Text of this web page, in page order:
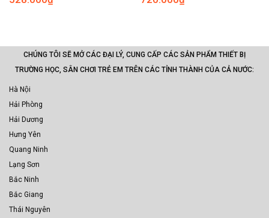
CHÚNG TÔI SẼ MỞ CÁC ĐẠI LÝ, CUNG CẤP CÁC SẢN PHẨM THIẾT BỊ
TRƯỜNG HỌC, SÂN CHƠI TRẺ EM TRÊN CÁC TỈNH THÀNH CỦA CẢ NƯỚC:
Hà Nội
Hải Phòng
Hải Dương
Hưng Yên
Quang Ninh
Lạng Sơn
Bắc Ninh
Bắc Giang
Thái Nguyên